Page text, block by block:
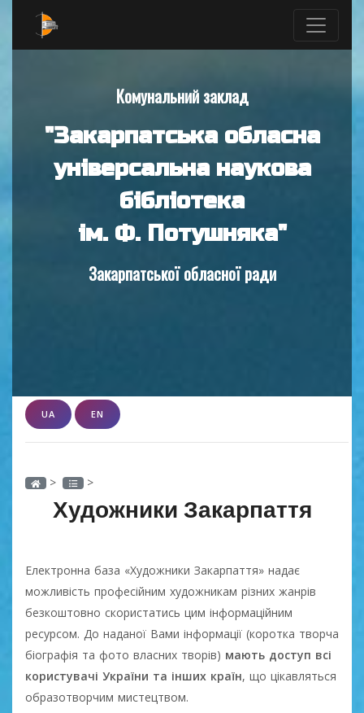
Комунальний заклад
"Закарпатська обласна
універсальна наукова
бібліотека
ім. Ф. Потушняка"
Закарпатської обласної ради
UA EN
> >
Художники Закарпаття
Електронна база «Художники Закарпаття» надає
можливість професійним художникам різних жанрів
безкоштовно скористатись цим інформаційним
ресурсом. До наданої Вами інформації (коротка творча
біографія та фото власних творів) мають доступ всі
користувачі України та інших країн, що цікавляться
образотворчим мистецтвом.